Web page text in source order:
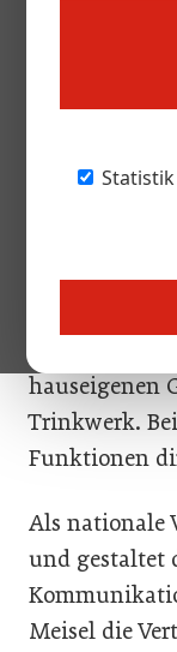
Statistik
Karin Meisel (39)
Profi Gerald
Zwei
Meisel (39)
und
hauseigenen
Trinkwerk.
Funktionen
Als nationale
und gestaltet
Meisel die